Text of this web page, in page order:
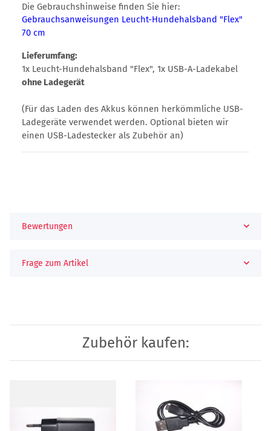
Die Gebrauchshinweise finden Sie hier:
Gebrauchsanweisungen Leucht-Hundehalsband "Flex"
70 cm
Lieferumfang:
1x Leucht-Hundehalsband "Flex", 1x USB-A-Ladekabel
ohne Ladegerät
(Für das Laden des Akkus können herkömmliche USB-
Ladegeräte verwendet werden. Optional bieten wir
einen USB-Ladestecker als Zubehör an)
Bewertungen
Frage zum Artikel
Zubehör kaufen: